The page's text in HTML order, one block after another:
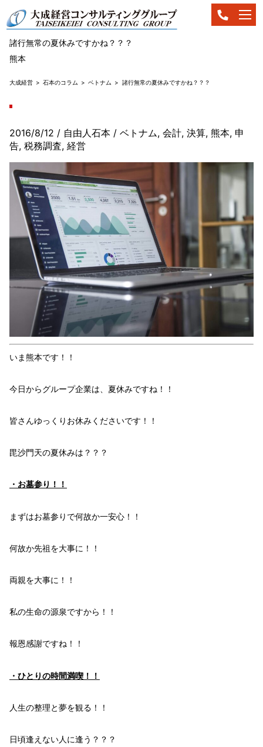
諸行無常の夏休みですかね？？？
熊本
大成経営 石本のコラム ベトナム 諸行無常の夏休みですかね？？？
2016/8/12 / 自由人石本 / ベトナム, 会計, 決算, 熊本, 申
告, 税務調査, 経営
いま熊本です！！
今日からグループ企業は、 夏休みですね！！
皆さんゆっくり お休みくださいです！！
毘沙門天の夏休みは？？？
・お墓参り！！
まずはお墓参りで何故か一安心 ！！
何故か先祖を大事に！！
両親を大事に！！
私の生命の源泉ですから！！
報恩感謝ですね！！
・ ひとりの時間満喫！！
人生の整理と夢を観る ！！
日頃逢えない人 に逢う？？？